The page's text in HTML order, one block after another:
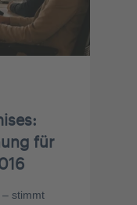
für
– stimmt